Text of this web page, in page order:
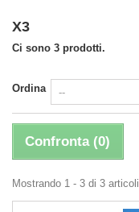
X3
Ci sono 3 prodotti.
Ordina
Confronta (0)
Mostrando 1 - 3 di 3 articoli